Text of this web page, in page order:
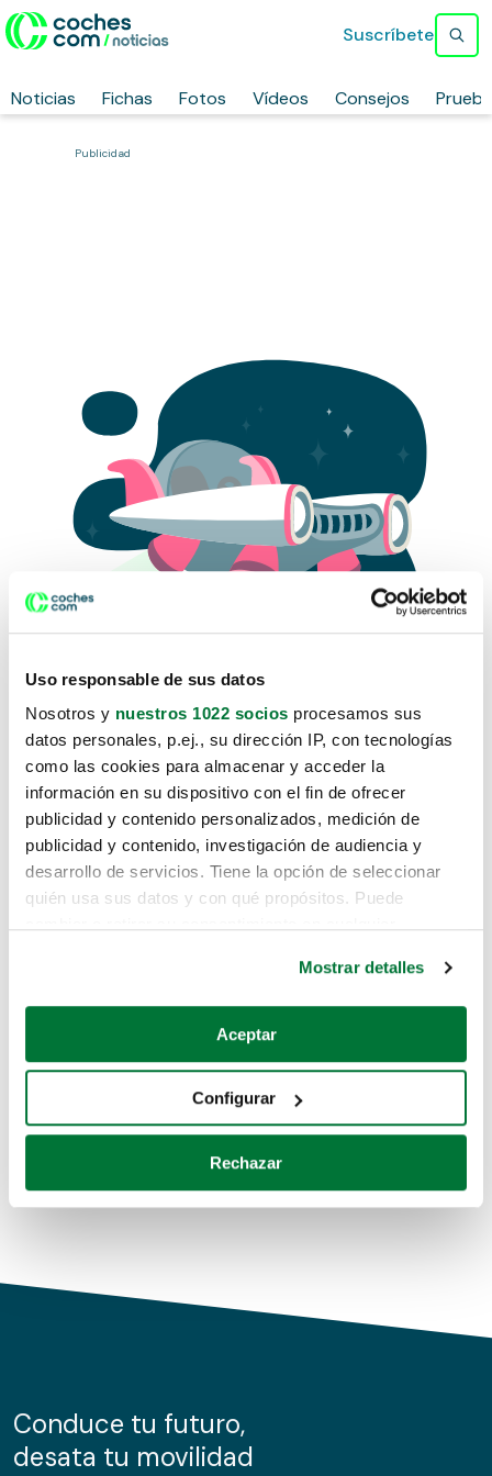
Uso responsable de sus datos
Nosotros y nuestros 1022 socios procesamos sus
datos personales, p.ej., su dirección IP, con tecnologías
como las cookies para almacenar y acceder la
información en su dispositivo con el fin de ofrecer
publicidad y contenido personalizados, medición de
publicidad y contenido, investigación de audiencia y
desarrollo de servicios. Tiene la opción de seleccionar
quién usa sus datos y con qué propósitos. Puede
Si lo permite, también quisiéramos:
Recopilar información sobre su ubicación geográfica
Identificar su dispositivo analizándolo activamente
para buscar características específicas (huellas
Obtenga más información sobre cómo se procesan sus
de cookies.
información sobre el uso que haga del sitio web con
nuestros partners de redes sociales, publicidad y análisis
Mostrar detalles
Aceptar
Configurar
Rechazar
Noticias Fichas Fotos Vídeos Consejos
Suscríbete
Publicidad
Lo sentimos, no sabemos como
te hemos traido hasta aquí.
Pero puedes encontrar el coche que estás
buscando en alguno de estos enlaces:
Coches de segunda mano
Coches de km0
Conduce tu futuro,
desata tu movilidad